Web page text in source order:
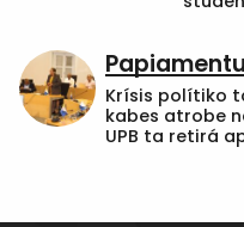
Krísis polítiko
kabes atrobe
UPB ta retirá